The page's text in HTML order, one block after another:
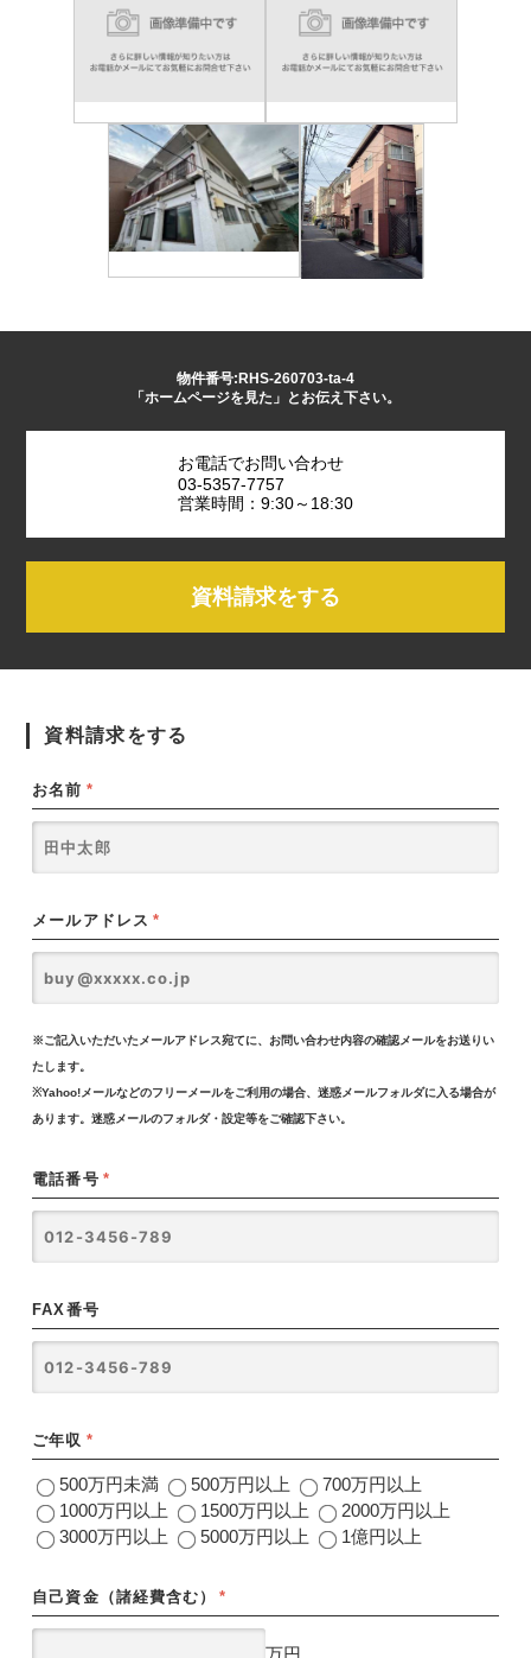
物件番号:RHS-260703-ta-4
「ホームページを見た」とお伝え下さい。
お電話でお問い合わせ
03-5357-7757
営業時間：9:30～18:30
資料請求をする
資料請求をする
お名前 *
メールアドレス *
※ご記入いただいたメールアドレス宛てに、お問い合わせ内容の確認メールをお送りい
たします。
※Yahoo!メールなどのフリーメールをご利用の場合、迷惑メールフォルダに入る場合が
あります。迷惑メールのフォルダ・設定等をご確認下さい。
電話番号 *
FAX番号
ご年収 *
500万円未満 500万円以上
700万円以上
1000万円以上
1500万円以上
2000万円以上
3000万円以上
5000万円以上 1億円以上
自己資金（諸経費含む） *
万円